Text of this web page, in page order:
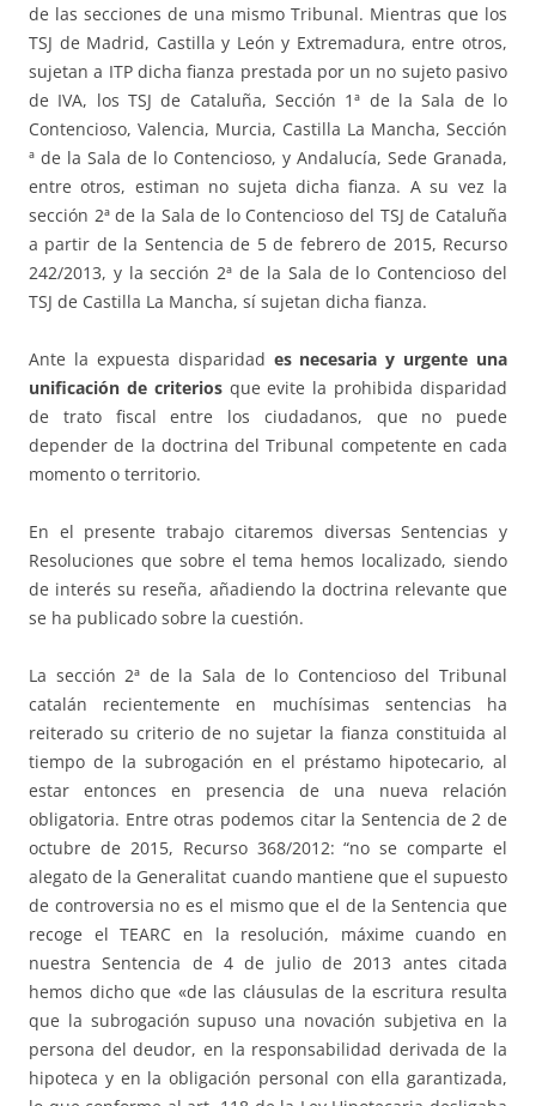
de las secciones de una mismo Tribunal. Mientras que los
TSJ de Madrid, Castilla y León y Extremadura, entre otros,
sujetan a ITP dicha fianza prestada por un no sujeto pasivo
de IVA, los TSJ de Cataluña, Sección 1ª de la Sala de lo
Contencioso, Valencia, Murcia, Castilla La Mancha, Sección
ª de la Sala de lo Contencioso, y Andalucía, Sede Granada,
entre otros, estiman no sujeta dicha fianza. A su vez la
sección 2ª de la Sala de lo Contencioso del TSJ de Cataluña
a partir de la Sentencia de 5 de febrero de 2015, Recurso
242/2013, y la sección 2ª de la Sala de lo Contencioso del
TSJ de Castilla La Mancha, sí sujetan dicha fianza.
Ante la expuesta disparidad es necesaria y urgente una
unificación de criteriosque evite la prohibida disparidad
de trato fiscal entre los ciudadanos, que no puede
depender de la doctrina del Tribunal competente en cada
momento o territorio.
En el presente trabajo citaremos diversas Sentencias y
Resoluciones que sobre el tema hemos localizado, siendo
de interés su reseña, añadiendo la doctrina relevante que
se ha publicado sobre la cuestión.
La sección 2ª de la Sala de lo Contencioso del Tribunal
catalán recientemente en muchísimas sentencias ha
reiterado su criterio de no sujetar la fianza constituida al
tiempo de la subrogación en el préstamo hipotecario, al
estar entonces en presencia de una nueva relación
obligatoria. Entre otras podemos citar la Sentencia de 2 de
octubre de 2015, Recurso 368/2012: “no se comparte el
alegato de la Generalitat cuando mantiene que el supuesto
de controversia no es el mismo que el de la Sentencia que
recoge el TEARC en la resolución, máxime cuando en
nuestra Sentencia de 4 de julio de 2013 antes citada
hemos dicho que «de las cláusulas de la escritura resulta
que la subrogación supuso una novación subjetiva en la
persona del deudor, en la responsabilidad derivada de la
hipoteca y en la obligación personal con ella garantizada,